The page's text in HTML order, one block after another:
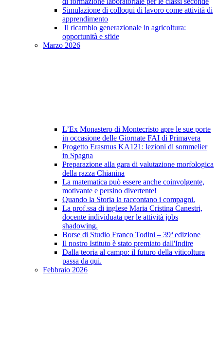
Simulazione di colloqui di lavoro come attività di
apprendimento
Il ricambio generazionale in agricoltura:
opportunità e sfide
Marzo 2026
L’Ex Monastero di Montecristo apre le sue porte
in occasione delle Giornate FAI di Primavera
Progetto Erasmus KA121: lezioni di sommelier
in Spagna
Preparazione alla gara di valutazione morfologica
della razza Chianina
La matematica può essere anche coinvolgente,
motivante e persino divertente!
Quando la Storia la raccontano i compagni.
La prof.ssa di inglese Maria Cristina Canestri,
docente individuata per le attività jobs
shadowing.
Borse di Studio Franco Todini – 39ª edizione
Il nostro Istituto è stato premiato dall'Indire
Dalla teoria al campo: il futuro della viticoltura
passa da qui.
Febbraio 2026